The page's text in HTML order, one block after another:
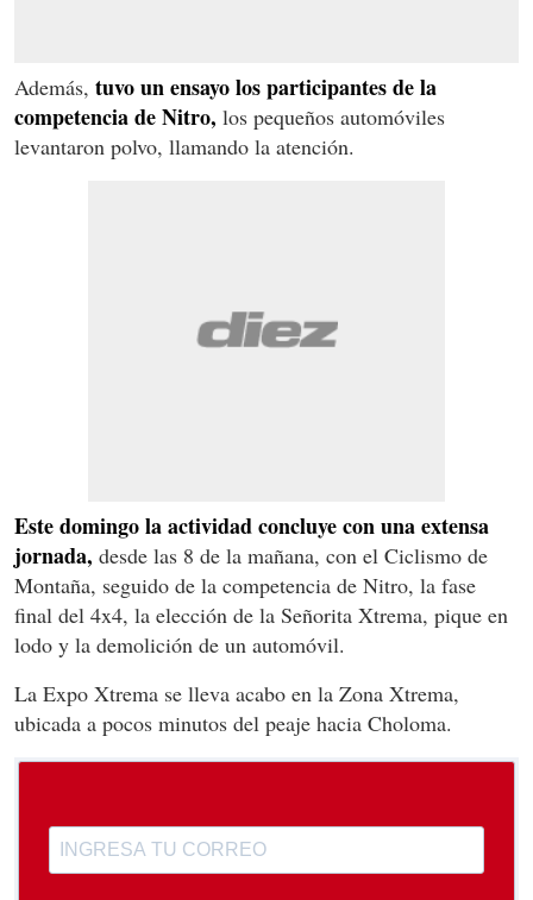
Además, tuvo un ensayo los participantes de la
competencia de Nitro, los pequeños automóviles
levantaron polvo, llamando la atención.
Este domingo la actividad concluye con una extensa
jornada, desde las 8 de la mañana, con el Ciclismo de
Montaña, seguido de la competencia de Nitro, la fase
final del 4x4, la elección de la Señorita Xtrema, pique en
lodo y la demolición de un automóvil.
La Expo Xtrema se lleva acabo en la Zona Xtrema,
ubicada a pocos minutos del peaje hacia Choloma.